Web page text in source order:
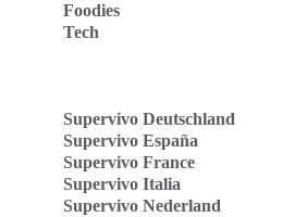
Foodies
Tech
Supervivo Deutschland
Supervivo España
Supervivo France
Supervivo Italia
Supervivo Nederland